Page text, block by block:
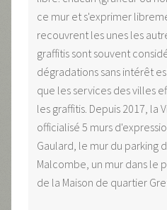
ce mur et s'exprimer
recouvrent les unes les
graffitis sont souvent
dégradations sans intérêt
que les services des villes
les graffitis. Depuis 2017, la
officialisé 5 murs
Gaulard, le mur du parking
Malcombe, un mur dans le
de la Maison de quartier